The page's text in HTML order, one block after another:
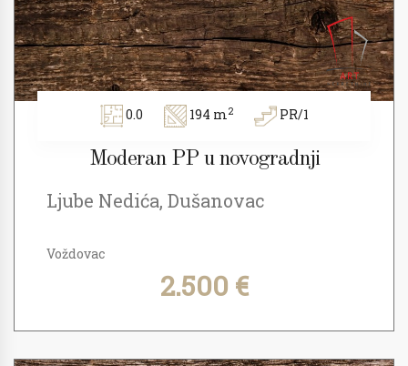
0.0 194 m2 PR/1
Moderan PP u novogradnji
Ljube Nedića, Dušanovac
Voždovac
2.500 €